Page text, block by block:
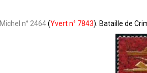
Michel n° 2464(Yvert n° 7843). Bataille de